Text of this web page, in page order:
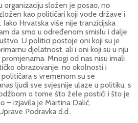
organizaciju složen je posao, no
kao političari koji vode države i
Iako Hrvatska više nije tranzicijska
da smo u određenom smislu i dalje
U politici postoje oni koji su je
djelatnost, ali i oni koji su u nju
Mnogi od nas nisu imali
obrazovanje, no okolnosti i
s vremenom su se
ljudi sve svjesnije ulaze u politiku, s
o tome što žele postići i što je
– izjavila je Martina Dalić,
Podravka d.d..